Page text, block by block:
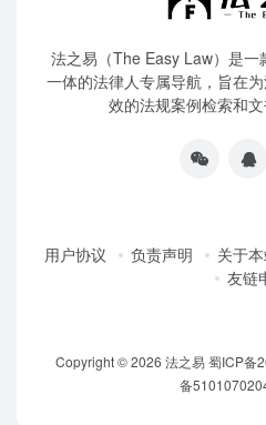
法之易（The Easy Law）是
一体的法律人专属导航，旨在
效的法规案例检索和文
用户协议 负责声明 关于
友链
Copyright © 2026 法之易蜀ICP备
备